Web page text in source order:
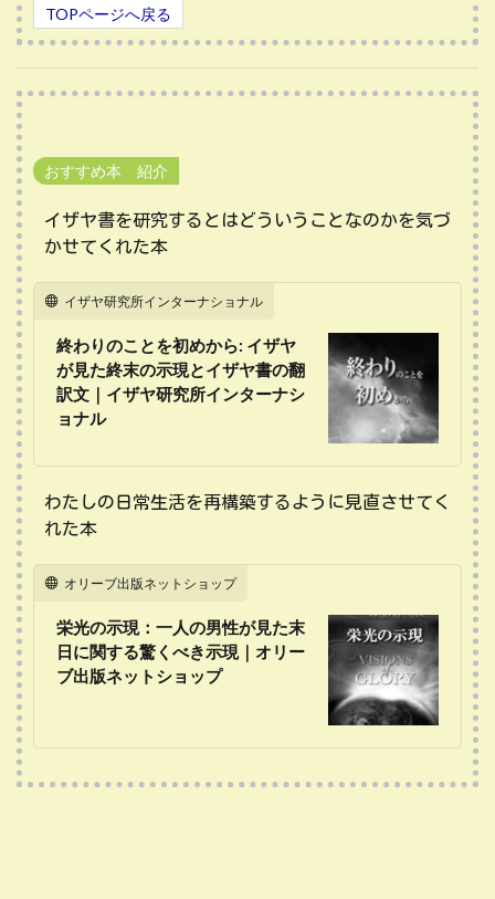
TOPページへ戻る
おすすめ本 紹介
イザヤ書を研究するとはどういうことなのかを気づ
かせてくれた本
イザヤ研究所インターナショナル
終わりのことを初めから: イザヤ
が見た終末の示現とイザヤ書の翻
訳文｜イザヤ研究所インターナシ
ョナル
わたしの日常生活を再構築するように見直させてく
れた本
オリーブ出版ネットショップ
栄光の示現：一人の男性が見た末
日に関する驚くべき示現｜オリー
ブ出版ネットショップ